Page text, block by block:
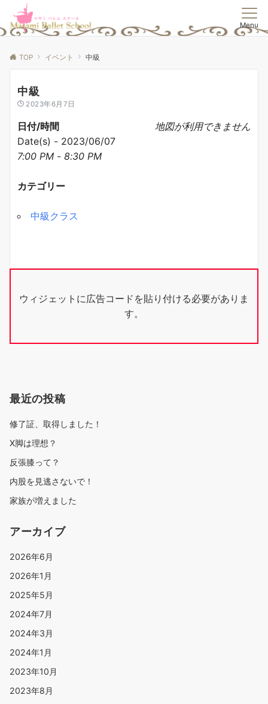
Menu
TOP イベント 中級
中級
2023年6月7日
地図が利用できません
日付/時間
Date(s) - 2023/06/07
7:00 PM - 8:30 PM
カテゴリー
中級クラス
ウィジェットに広告コードを貼り付ける必要がありま
す。
最近の投稿
修了証、取得しました！
X脚は理想？
反張膝って？
内股を見逃さないで！
家族が増えました
アーカイブ
2026年6月
2026年1月
2025年5月
2024年7月
2024年3月
2024年1月
2023年10月
2023年8月